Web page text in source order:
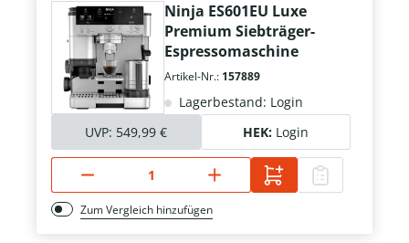
Ninja ES601EU Luxe
Premium Siebträger-
Espressomaschine
Artikel-Nr.: 157889
Lagerbestand: Login
UVP: 549,99 € HEK: Login
Zum Vergleich hinzufügen